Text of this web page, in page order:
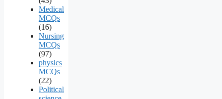
Medical
MCQs
(16)
Nursing
MCQs
(97)
physics
MCQs
(22)
Political